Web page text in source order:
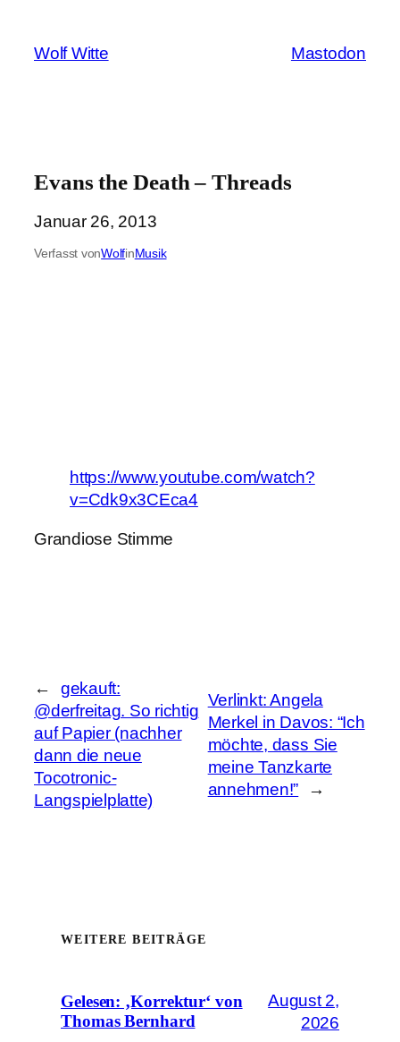
springen
Wolf Witte Mastodon
Evans the Death – Threads
Januar 26, 2013
Verfasst vonWolfinMusik
https://www.youtube.com/watch?
v=Cdk9x3CEca4
Grandiose Stimme
←
gekauft:
@derfreitag. So richtig
auf Papier (nachher
dann die neue
Tocotronic-
Langspielplatte)
Verlinkt: Angela
Merkel in Davos: “Ich
möchte, dass Sie
meine Tanzkarte
annehmen!”
→
WEITERE BEITRÄGE
Gelesen: ‚Korrektur‘ von
Thomas Bernhard
August 2,
2026